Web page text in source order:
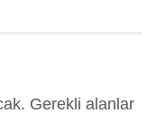
Gerekli alanlar